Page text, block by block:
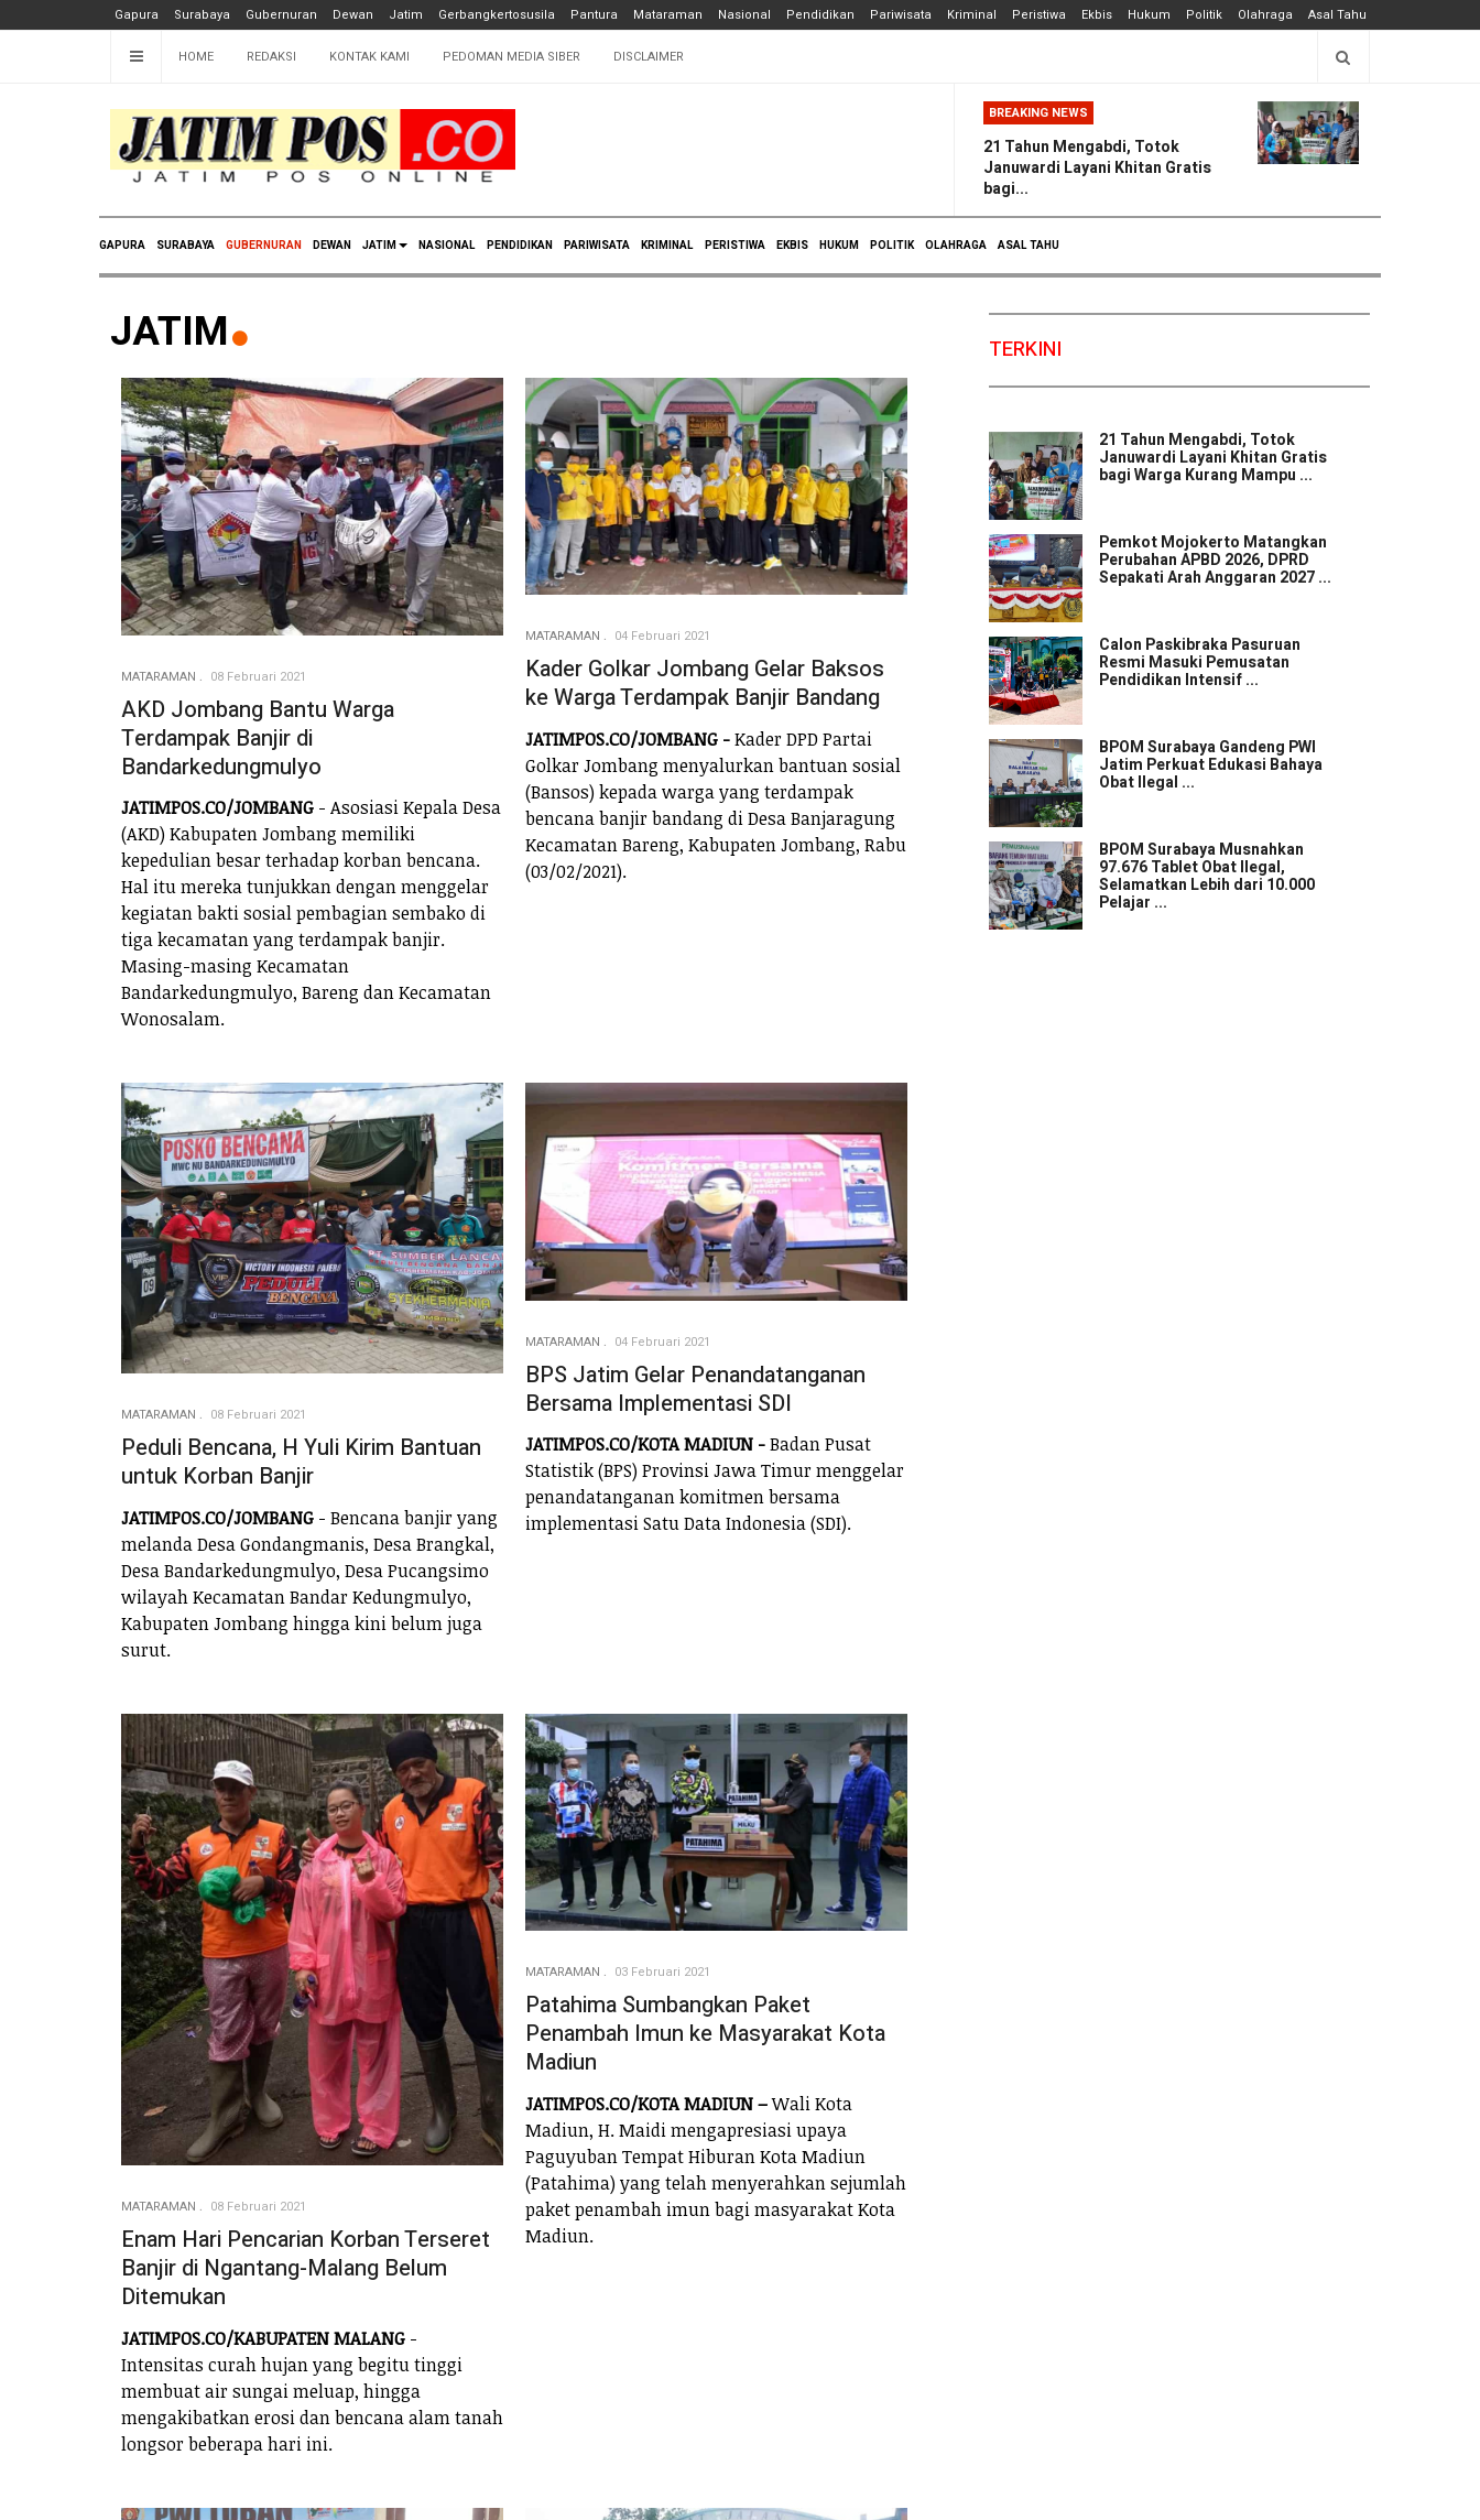
Gapura Surabaya Gubernuran Dewan Jatim Gerbangkertosusila Pantura Mataraman Nasional Pendidikan Pariwisata Kriminal Peristiwa Ekbis Hukum Politik Olahraga Asal Tahu
HOME REDAKSI KONTAK KAMI PEDOMAN MEDIA SIBER DISCLAIMER
BREAKING NEWS
21 Tahun Mengabdi, Totok
Januwardi Layani Khitan Gratis
bagi...
GAPURA SURABAYA GUBERNURAN DEWAN JATIM NASIONAL PENDIDIKAN PARIWISATA KRIMINAL PERISTIWA EKBIS HUKUM POLITIK OLAHRAGA ASAL TAHU
JATIM
MATARAMAN 08 Februari 2021
AKD Jombang Bantu Warga
Terdampak Banjir di
Bandarkedungmulyo
JATIMPOS.CO/JOMBANG - Asosiasi Kepala Desa
(AKD) Kabupaten Jombang memiliki
kepedulian besar terhadap korban bencana.
Hal itu mereka tunjukkan dengan menggelar
kegiatan bakti sosial pembagian sembako di
tiga kecamatan yang terdampak banjir.
Masing-masing Kecamatan
Bandarkedungmulyo, Bareng dan Kecamatan
Wonosalam.
MATARAMAN 04 Februari 2021
Kader Golkar Jombang Gelar Baksos
ke Warga Terdampak Banjir Bandang
JATIMPOS.CO/JOMBANG -Kader DPD Partai
Golkar Jombang menyalurkan bantuan sosial
(Bansos) kepada warga yang terdampak
bencana banjir bandang di Desa Banjaragung
Kecamatan Bareng, Kabupaten Jombang, Rabu
(03/02/2021).
MATARAMAN 08 Februari 2021
Peduli Bencana, H Yuli Kirim Bantuan
untuk Korban Banjir
JATIMPOS.CO/JOMBANG - Bencana banjir yang
melanda Desa Gondangmanis, Desa Brangkal,
Desa Bandarkedungmulyo, Desa Pucangsimo
wilayah Kecamatan Bandar Kedungmulyo,
Kabupaten Jombang hingga kini belum juga
surut.
MATARAMAN 04 Februari 2021
BPS Jatim Gelar Penandatanganan
Bersama Implementasi SDI
JATIMPOS.CO/KOTA MADIUN -Badan Pusat
Statistik (BPS) Provinsi Jawa Timur menggelar
penandatanganan komitmen bersama
implementasi Satu Data Indonesia (SDI).
MATARAMAN 08 Februari 2021
Enam Hari Pencarian Korban Terseret
Banjir di Ngantang-Malang Belum
Ditemukan
JATIMPOS.CO/KABUPATEN MALANG -
Intensitas curah hujan yang begitu tinggi
membuat air sungai meluap, hingga
mengakibatkan erosi dan bencana alam tanah
longsor beberapa hari ini.
MATARAMAN 03 Februari 2021
Patahima Sumbangkan Paket
Penambah Imun ke Masyarakat Kota
Madiun
JATIMPOS.CO/KOTA MADIUN –Wali Kota
Madiun, H. Maidi mengapresiasi upaya
Paguyuban Tempat Hiburan Kota Madiun
(Patahima) yang telah menyerahkan sejumlah
paket penambah imun bagi masyarakat Kota
Madiun.
TERKINI
21 Tahun Mengabdi, Totok
Januwardi Layani Khitan Gratis
bagi Warga Kurang Mampu ...
Pemkot Mojokerto Matangkan
Perubahan APBD 2026, DPRD
Sepakati Arah Anggaran 2027 ...
Calon Paskibraka Pasuruan
Resmi Masuki Pemusatan
Pendidikan Intensif ...
BPOM Surabaya Gandeng PWI
Jatim Perkuat Edukasi Bahaya
Obat Ilegal ...
BPOM Surabaya Musnahkan
97.676 Tablet Obat Ilegal,
Selamatkan Lebih dari 10.000
Pelajar ...